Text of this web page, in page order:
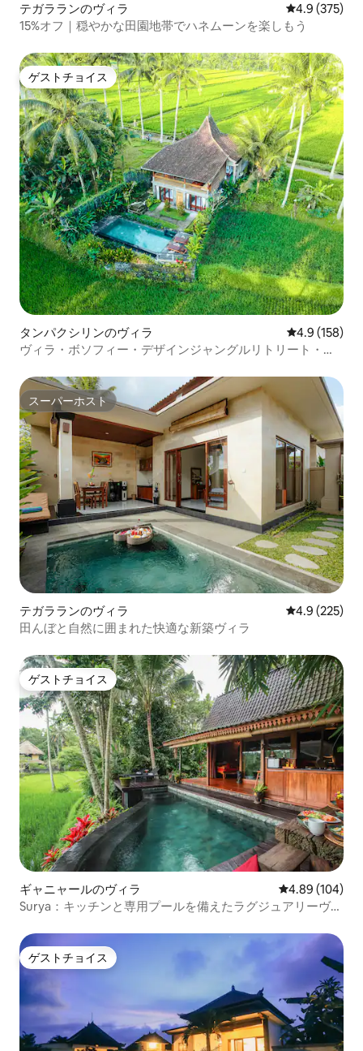
テガラランのヴィラ レビュー375
4.9 (375)
15%オフ｜穏やかな田園地帯でハネムーンを楽しもう
ゲストチョイス
ゲストチョイス
タンパクシリンのヴィラ レビュー158
4.9 (158)
ヴィラ・ボソフィー・デザインジャングルリトリート・ウ
スーパーホスト
スーパーホスト
テガラランのヴィラ レビュー225
4.9 (225)
田んぼと自然に囲まれた快適な新築ヴィラ
ゲストチョイス
ゲストチョイス
ギャニャールのヴィラ レビュー104
4.89 (104)
Surya：キッチンと専用プールを備えたラグジュアリーヴィ
ゲストチョイス
ゲストチョイス